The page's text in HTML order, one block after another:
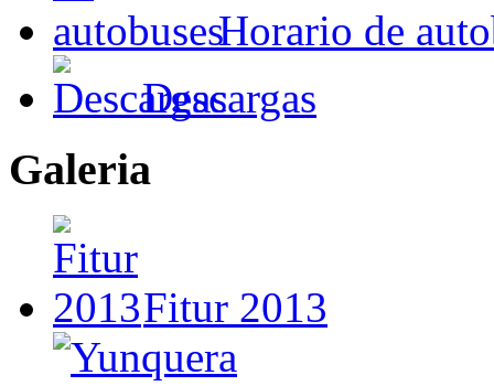
Horario de
Descargas
Galeria
Fitur 2013